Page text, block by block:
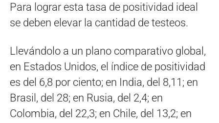
Para lograr esta tasa de positividad ideal
se deben elevar la cantidad de testeos.
Llevándolo a un plano comparativo global,
en Estados Unidos, el índice de positividad
es del 6,8 por ciento; en India, del 8,11; en
Brasil, del 28; en Rusia, del 2,4; en
Colombia, del 22,3; en Chile, del 13,2; en